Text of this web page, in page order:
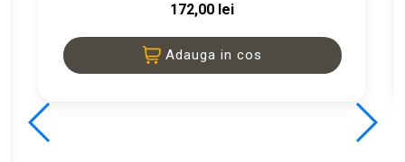
172,00 lei
Adauga in cos